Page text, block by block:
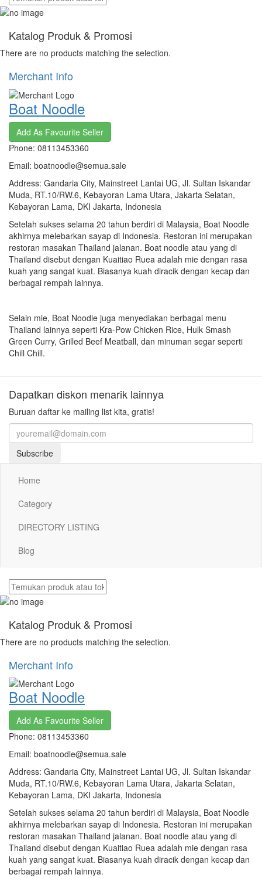
Katalog Produk & Promosi
There are no products matching the selection.
Merchant Info
Boat Noodle
Add As Favourite Seller
Phone: 08113453360
Email: boatnoodle@semua.sale
Address: Gandaria City, Mainstreet Lantai UG, Jl. Sultan Iskandar
Muda, RT.10/RW.6, Kebayoran Lama Utara, Jakarta Selatan,
Kebayoran Lama, DKI Jakarta, Indonesia
Setelah sukses selama 20 tahun berdiri di Malaysia, Boat Noodle
akhirnya melebarkan sayap di Indonesia. Restoran ini merupakan
restoran masakan Thailand jalanan. Boat noodle atau yang di
Thailand disebut dengan Kuaitiao Ruea adalah mie dengan rasa
kuah yang sangat kuat. Biasanya kuah diracik dengan kecap dan
berbagai rempah lainnya.
Selain mie, Boat Noodle juga menyediakan berbagai menu
Thailand lainnya seperti Kra-Pow Chicken Rice, Hulk Smash
Green Curry, Grilled Beef Meatball, dan minuman segar seperti
Chill Chill.
Dapatkan diskon menarik lainnya
Buruan daftar ke mailing list kita, gratis!
Subscribe
Home
Category
DIRECTORY LISTING
Blog
Katalog Produk & Promosi
There are no products matching the selection.
Merchant Info
Boat Noodle
Add As Favourite Seller
Phone: 08113453360
Email: boatnoodle@semua.sale
Address: Gandaria City, Mainstreet Lantai UG, Jl. Sultan Iskandar
Muda, RT.10/RW.6, Kebayoran Lama Utara, Jakarta Selatan,
Kebayoran Lama, DKI Jakarta, Indonesia
Setelah sukses selama 20 tahun berdiri di Malaysia, Boat Noodle
akhirnya melebarkan sayap di Indonesia. Restoran ini merupakan
restoran masakan Thailand jalanan. Boat noodle atau yang di
Thailand disebut dengan Kuaitiao Ruea adalah mie dengan rasa
kuah yang sangat kuat. Biasanya kuah diracik dengan kecap dan
berbagai rempah lainnya.